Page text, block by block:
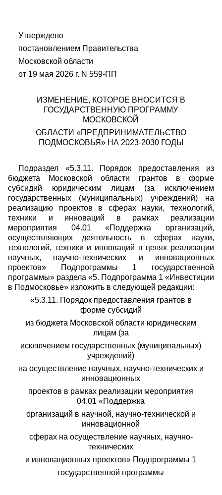
Утверждено
постановлением Правительства
Московской области
от 19 мая 2026 г. N 559-ПП
ИЗМЕНЕНИЕ, КОТОРОЕ ВНОСИТСЯ В
ГОСУДАРСТВЕННУЮ ПРОГРАММУ
МОСКОВСКОЙ
ОБЛАСТИ «ПРЕДПРИНИМАТЕЛЬСТВО
ПОДМОСКОВЬЯ» НА 2023-2030 ГОДЫ
Подраздел «5.3.11. Порядок предоставления из
бюджета Московской области грантов в форме
субсидий юридическим лицам (за исключением
государственных (муниципальных) учреждений) на
реализацию проектов в сферах науки, технологий,
техники и инноваций в рамках реализации
мероприятия 04.01 «Поддержка организаций,
осуществляющих деятельность в сферах науки,
технологий, техники и инноваций в целях реализации
научных, научно-технических и инновационных
проектов» Подпрограммы 1 государственной
программы» раздела «5. Подпрограмма 1 «Инвестиции
в Подмосковье» изложить в следующей редакции:
«5.3.11. Порядок предоставления грантов в
форме субсидий
из бюджета Московской области юридическим
лицам (за
исключением государственных (муниципальных)
учреждений)
на осуществление научных, научно-технических и
инновационных
проектов в рамках реализации мероприятия
04.01 «Поддержка
организаций в научной, научно-технической и
инновационной
сферах на осуществление научных, научно-
технических
и инновационных проектов» Подпрограммы 1
государственной программы